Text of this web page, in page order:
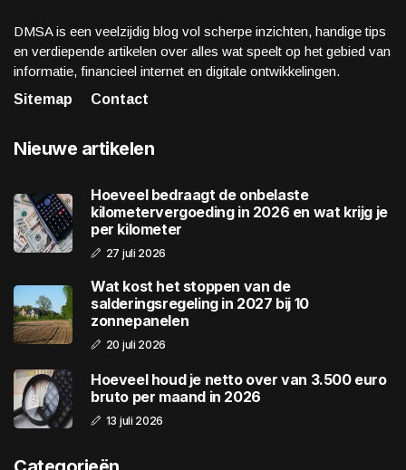
DMSA is een veelzijdig blog vol scherpe inzichten, handige tips
en verdiepende artikelen over alles wat speelt op het gebied van
informatie, financieel internet en digitale ontwikkelingen.
Sitemap
Contact
Nieuwe artikelen
Hoeveel bedraagt de onbelaste
kilometervergoeding in 2026 en wat krijg je
per kilometer
27 juli 2026
Wat kost het stoppen van de
salderingsregeling in 2027 bij 10
zonnepanelen
20 juli 2026
Hoeveel houd je netto over van 3.500 euro
bruto per maand in 2026
13 juli 2026